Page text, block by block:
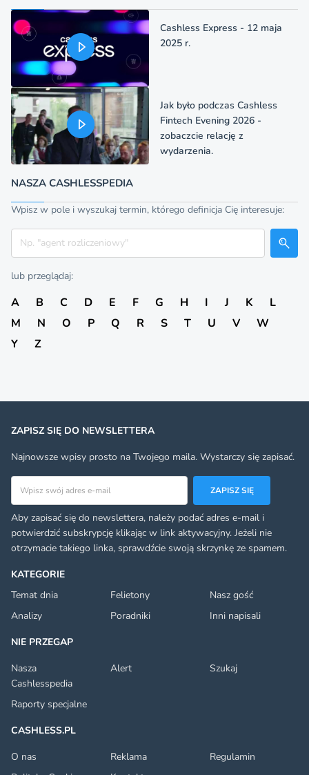
Cashless Express - 12 maja
2025 r.
Jak było podczas Cashless
Fintech Evening 2026 -
zobaczcie relację z
wydarzenia.
NASZA CASHLESSPEDIA
Wpisz w pole i wyszukaj termin, którego definicja Cię interesuje:
Szukaj
lub przeglądaj:
A B C D E F G H I J K
L
M
N O P Q R S T U V
W
Y
Z
KATEGORIE
Temat dnia
Felietony
Nasz gość
Analizy
Poradniki
Inni napisali
NIE PRZEGAP
Nasza
Cashlesspedia
Alert Szukaj
Raporty specjalne
CASHLESS.PL
O nas
Reklama
Regulamin
ZAPISZ SIĘ DO NEWSLETTERA
Najnowsze wpisy prosto na Twojego maila. Wystarczy się zapisać.
ZAPISZ SIĘ
Aby zapisać się do newslettera, należy podać adres e-mail i
potwierdzić subskrypcję klikając w link aktywacyjny. Jeżeli nie
otrzymacie takiego linka, sprawdźcie swoją skrzynkę ze spamem.